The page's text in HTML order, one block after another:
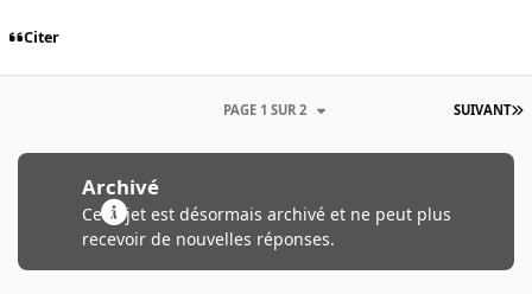
Citer
SUIVANT
PAGE 1 SUR 2
Archivé
Ce sujet est désormais archivé et ne peut plus
recevoir de nouvelles réponses.